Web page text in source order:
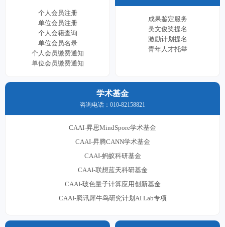
个人会员注册
单位会员注册
个人会籍查询
单位会员名录
个人会员缴费通知
单位会员缴费通知
成果鉴定服务
吴文俊奖提名
激励计划提名
青年人才托举
学术基金
咨询电话：010-82158821
CAAI-昇思MindSpore学术基金
CAAI-昇腾CANN学术基金
CAAI-蚂蚁科研基金
CAAI-联想蓝天科研基金
CAAI-玻色量子计算应用创新基金
CAAI-腾讯犀牛鸟研究计划AI Lab专项